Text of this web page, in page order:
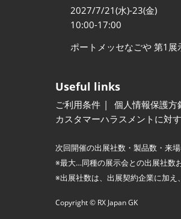
2027/7/21(水)-23(金)
10:00-17:00
ポートメッセなごや 第1展
Useful links
ご利用条件 個人情報保護方
カスタマーハラスメントに対
次回開催の出展社数・製品数・来
※最大…同種の展示会との出展社数
※出展社数は、出展契約企業に加え
Copyright © RX Japan GK